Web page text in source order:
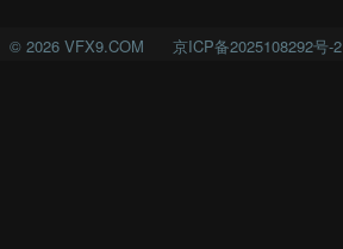
© 2026 VFX9.COM 京ICP备2025108292号-2